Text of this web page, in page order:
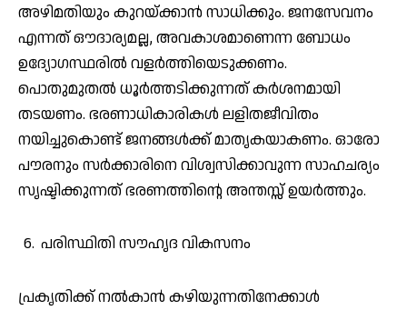
അഴിമതിയും കുറയ്ക്കാൻ സാധിക്കും. ജനസേവനം
എന്നത് ഔദാര്യമല്ല, അവകാശമാണെന്ന ബോധം
ഉദ്യോഗസ്ഥരിൽ വളർത്തിയെടുക്കണം.
പൊതുമുതൽ ധൂർത്തടിക്കുന്നത് കർശനമായി
തടയണം. ഭരണാധികാരികൾ ലളിതജീവിതം
നയിച്ചുകൊണ്ട് ജനങ്ങൾക്ക് മാതൃകയാകണം. ഓരോ
പൗരനും സർക്കാരിനെ വിശ്വസിക്കാവുന്ന സാഹചര്യം
സൃഷ്ടിക്കുന്നത് ഭരണത്തിന്റെ അന്തസ്സ് ഉയർത്തും.
പരിസ്ഥിതി സൗഹൃദ വികസനം
പ്രകൃതിക്ക് നൽകാൻ കഴിയുന്നതിനേക്കാൾ